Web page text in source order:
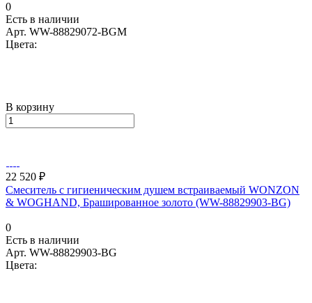
0
Есть в наличии
Арт. WW-88829072-BGM
Цвета:
В корзину
22 520 ₽
Смеситель с гигиеническим душем встраиваемый WONZON
& WOGHAND, Брашированное золото (WW-88829903-BG)
0
Есть в наличии
Арт. WW-88829903-BG
Цвета: